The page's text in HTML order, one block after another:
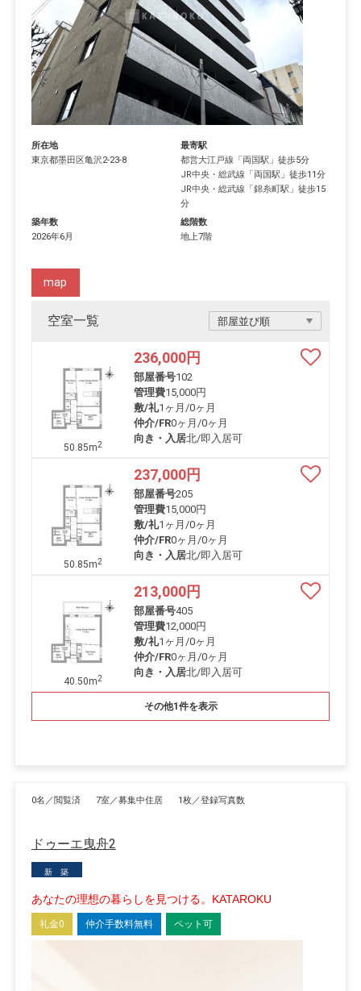
所在地
東京都墨田区亀沢2-23-8
最寄駅
都営大江戸線 「両国駅 」徒歩5分
JR中央・総武線 「両国駅 」徒歩11分
JR中央・総武線 「錦糸町駅 」徒歩15
分
築年数
2026年6月
総階数
地上7階
空室一覧
map
50.85m2
236,000円
部屋番号102
管理費15,000円
敷/礼1ヶ月 /0ヶ月
仲介/FR0ヶ月 /0ヶ月
向き・入居北/即入居可
50.85m2
237,000円
部屋番号205
管理費15,000円
敷/礼1ヶ月 /0ヶ月
仲介/FR0ヶ月 /0ヶ月
向き・入居北/即入居可
40.50m2
213,000円
部屋番号405
管理費12,000円
敷/礼1ヶ月 /0ヶ月
仲介/FR0ヶ月 /0ヶ月
向き・入居北/即入居可
その他1件を表示
0名／閲覧済 7室／募集中住居 1枚／登録写真数
ドゥーエ曳舟2
新 築
あなたの理想の暮らしを見つける。KATAROKU
礼金0 仲介手数料無料 ペット可